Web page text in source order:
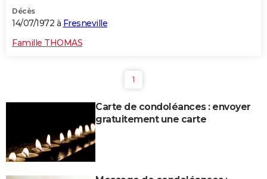
Décès
14/07/1972 à Fresneville
Famille THOMAS
1
Carte de condoléances : envoyer
gratuitement une carte